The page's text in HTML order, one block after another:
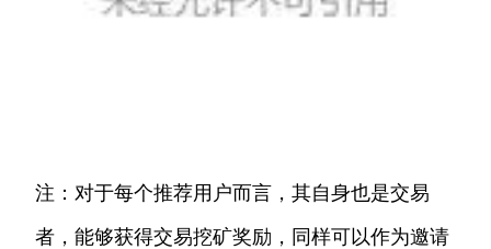
注：对于每个推荐用户而言，其自身也是交易
者，能够获得交易挖矿奖励，同样可以作为邀请